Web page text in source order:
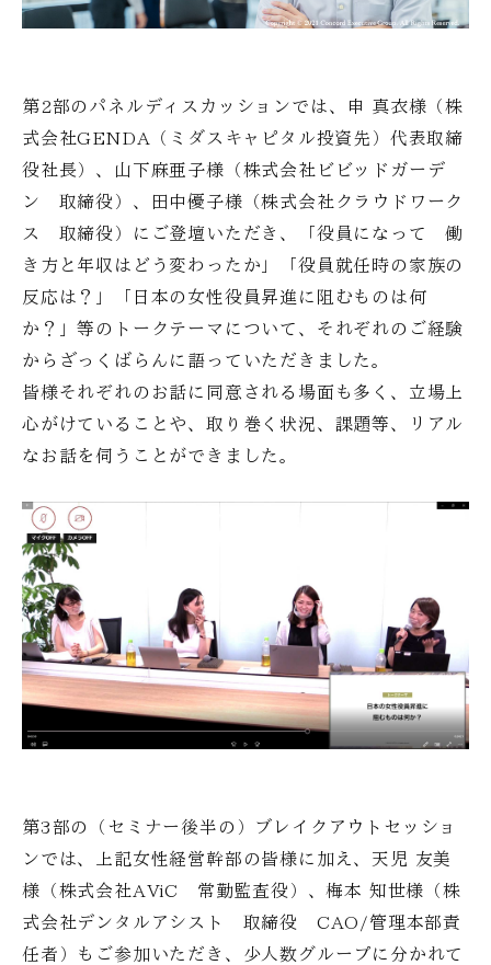
第2部のパネルディスカッションでは、申 真衣様（株
式会社GENDA（ミダスキャピタル投資先）代表取締
役社長）、山下麻亜子様（株式会社ビビッドガーデ
ン 取締役）、田中優子様（株式会社クラウドワーク
ス 取締役）にご登壇いただき、「役員になって 働
き方と年収はどう変わったか」「役員就任時の家族の
反応は？」「日本の女性役員昇進に阻むものは何
か？」等のトークテーマについて、それぞれのご経験
からざっくばらんに語っていただきました。
皆様それぞれのお話に同意される場面も多く、立場上
心がけていることや、取り巻く状況、課題等、リアル
なお話を伺うことができました。
第3部の（セミナー後半の）ブレイクアウトセッショ
ンでは、上記女性経営幹部の皆様に加え、天児 友美
様（株式会社AViC 常勤監査役）、梅本 知世様（株
式会社デンタルアシスト 取締役 CAO/管理本部責
任者）もご参加いただき、少人数グループに分かれて